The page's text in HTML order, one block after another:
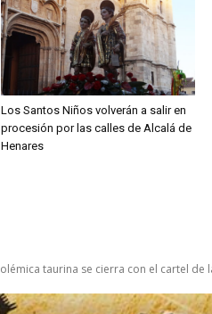
Los Santos Niños volverán a salir en
procesión por las calles de Alcalá de
Henares